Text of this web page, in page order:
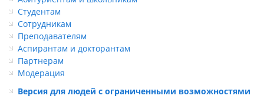
Студентам
Сотрудникам
Преподавателям
Аспирантам и докторантам
Партнерам
Модерация
Версия для людей с ограниченными возможностями